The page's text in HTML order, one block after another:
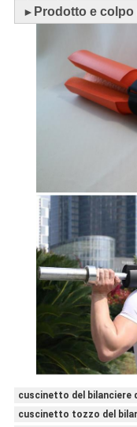
► Prodotto e
cuscinetto del bilanciere
cuscinetto tozzo del